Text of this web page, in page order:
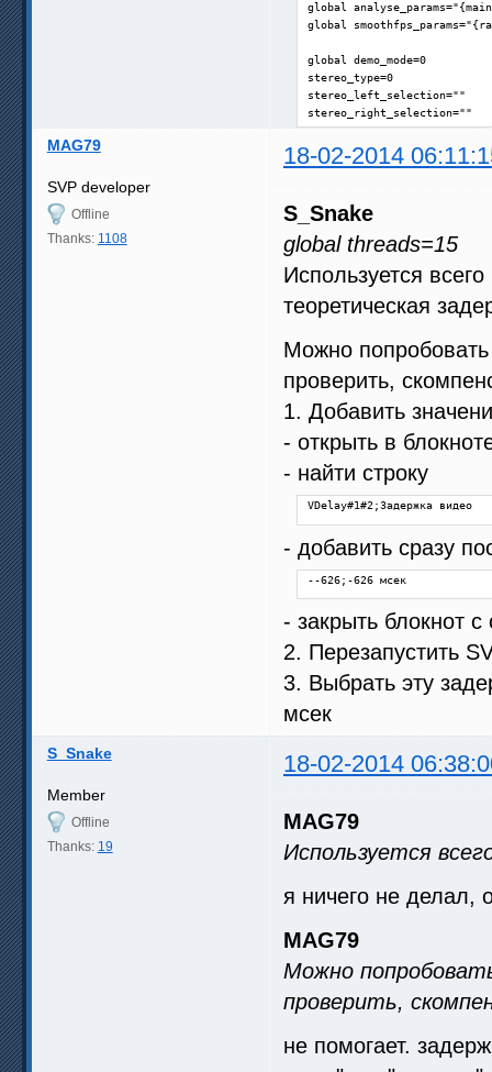
global
global
global demo_mode=0
stereo_type=0
stereo_left_selection=""
stereo_right_selection=""
########## BEGIN OF
# This file is a part of
function interpolate(clip
{
input = crop_params==""
input =
return demo_mode==0 ?
}
input=last
stereo_type==0 ?
""") :     stereo_type==1 ||
StackHorizontal(lf,
""") :     stereo_type==2 ||
lf =
StackVertical(lf,
########### END OF
distributor()
MAG79 18-02-2014
SVP developer
Offline
Thanks: 1108
S_Snake
global threads=15
Используется
теоретическая
Можно попробовать
проверить,
1. Добавить
- открыть в
- найти строку
VDelay#1#2;Задержка видео
- добавить сразу
--626;-626 мсек
- закрыть блокнот
2. Перезапустить
3. Выбрать эту
мсек
S_Snake 18-02-2014
Member
Offline
Thanks: 19
MAG79
Используется
я ничего не делал,
MAG79
Можно
проверить,
не помогает.